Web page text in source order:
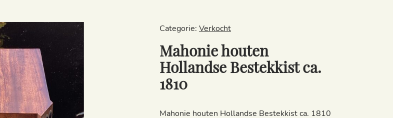
Categorie: Verkocht
Mahonie houten
Hollandse Bestekkist ca.
1810
Mahonie houten Hollandse Bestekkist ca. 1810